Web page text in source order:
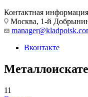
Контактная информация
Москва, 1-й
Вконтакте
11